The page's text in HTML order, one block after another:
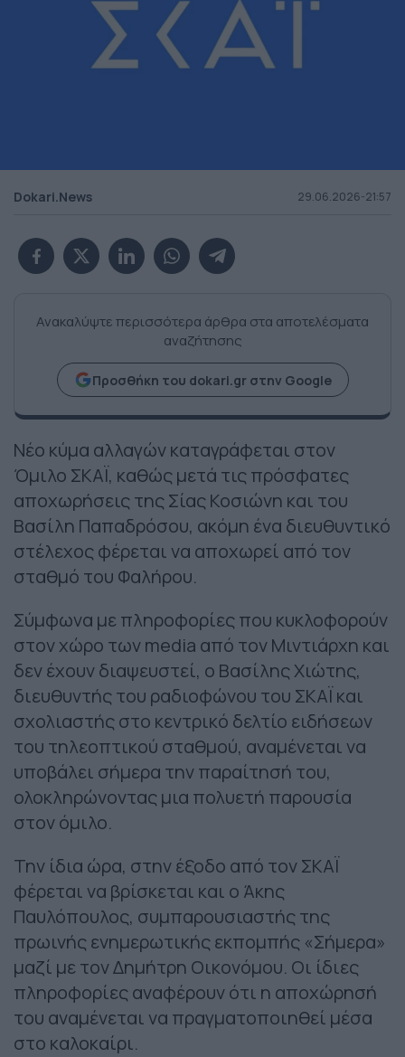
Dokari.News 29.06.2026-21:57
Ανακαλύψτε περισσότερα άρθρα στα αποτελέσματα
αναζήτησης
Προσθήκη του dokari.gr στην Google
Νέο κύμα αλλαγών καταγράφεται στον
Όμιλο ΣΚΑΪ, καθώς μετά τις πρόσφατες
αποχωρήσεις της Σίας Κοσιώνη και του
Βασίλη Παπαδρόσου, ακόμη ένα διευθυντικό
στέλεχος φέρεται να αποχωρεί από τον
σταθμό του Φαλήρου.
Σύμφωνα με πληροφορίες που κυκλοφορούν
στον χώρο των media από τον Μιντιάρχη και
δεν έχουν διαψευστεί, ο Βασίλης Χιώτης,
διευθυντής του ραδιοφώνου του ΣΚΑΪ και
σχολιαστής στο κεντρικό δελτίο ειδήσεων
του τηλεοπτικού σταθμού, αναμένεται να
υποβάλει σήμερα την παραίτησή του,
ολοκληρώνοντας μια πολυετή παρουσία
στον όμιλο.
Την ίδια ώρα, στην έξοδο από τον ΣΚΑΪ
φέρεται να βρίσκεται και ο Άκης
Παυλόπουλος, συμπαρουσιαστής της
πρωινής ενημερωτικής εκπομπής «Σήμερα»
μαζί με τον Δημήτρη Οικονόμου. Οι ίδιες
πληροφορίες αναφέρουν ότι η αποχώρησή
του αναμένεται να πραγματοποιηθεί μέσα
στο καλοκαίρι.